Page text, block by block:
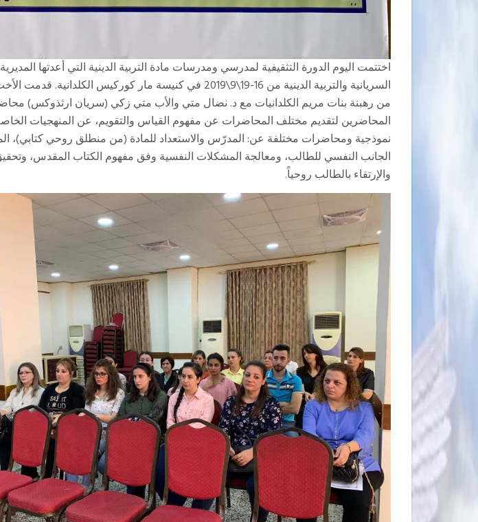
اختتمت اليوم الدورة التثقيفية لمدرسي ومدرسات مادة التربية الدينية التي أعدتها
السريانية والتربية الدينية من 16-19\9\2019 في كنيسة مار كوركيس
من رهبنة بنات مريم الكلدانيات مع د. نضال متي والأب متي زكي (سريان ارثذوكس)
المحاضرين لتقديم مختلف المحاضرات عن مفهوم القياس والتقويم، عن المنهجيات
نموذجية ومحاضرات مختلفة عن: المدرّس والاستعداد للمادة (من منطلق روحي كتابي)،
الجانب النفسي للطالب، ومعالجة المشكلات النفسية وفق مفهوم الكتاب المقدس، وتحقيق
والإرتقاء بالطالب روحياً.